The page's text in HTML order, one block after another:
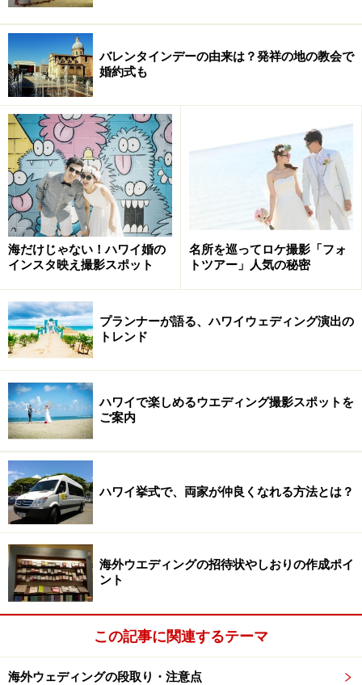
バレンタインデーの由来は？発祥の地の教会で
婚約式も
海だけじゃない！ハワイ婚の
インスタ映え撮影スポット
名所を巡ってロケ撮影「フォ
トツアー」人気の秘密
プランナーが語る、ハワイウェディング演出の
トレンド
ハワイで楽しめるウエディング撮影スポットを
ご案内
ハワイ挙式で、両家が仲良くなれる方法とは？
海外ウエディングの招待状やしおりの作成ポイ
ント
この記事に関連するテーマ
海外ウェディングの段取り・注意点